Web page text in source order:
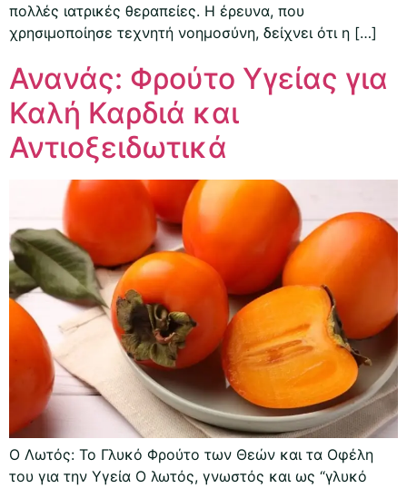
πολλές ιατρικές θεραπείες. Η έρευνα, που
χρησιμοποίησε τεχνητή νοημοσύνη, δείχνει ότι η […]
Ανανάς: Φρούτο Υγείας για
Καλή Καρδιά και
Αντιοξειδωτικά
Ο Λωτός: Το Γλυκό Φρούτο των Θεών και τα Οφέλη
του για την Υγεία Ο λωτός, γνωστός και ως “γλυκό